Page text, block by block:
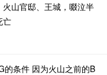
山官邸、王城，啜泣半
亡
的条件 因为火山之前的B